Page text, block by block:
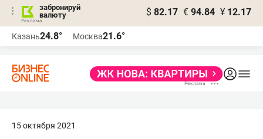
забронируй
валюту
$ 82.17 € 94.84 ¥ 12.17
Казань24.8° Москва21.6°
15 октября 2021